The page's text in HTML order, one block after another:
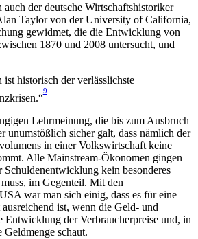
auch der deutsche Wirtschaftshistoriker
Taylor von der University of California,
gewidmet, die die Entwicklung von
1870 und 2008 untersucht, und
historisch der verlässlichste
9
Lehrmeinung, die bis zum Ausbruch
unumstößlich sicher galt, dass nämlich der
in einer Volkswirtschaft keine
Alle Mainstream-Ökonomen gingen
Schuldenentwicklung kein besonderes
im Gegenteil. Mit den
war man sich einig, dass es für eine
ist, wenn die Geld- und
der Verbraucherpreise und, in
schaut.